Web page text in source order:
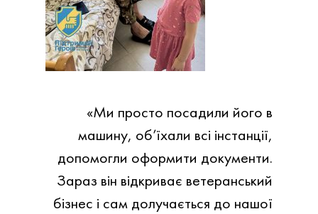
«Ми просто посадили його в
машину, об’їхали всі інстанції,
допомогли оформити документи.
Зараз він відкриває ветеранський
бізнес і сам долучається до нашої